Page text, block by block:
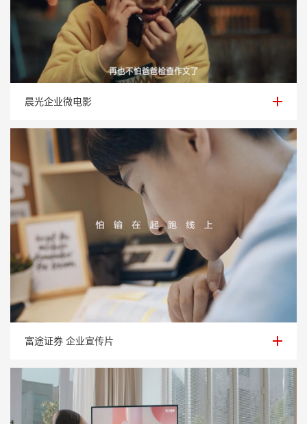
晨光企业微电影
晨光企业微电影
富途证券 企业宣传片
富途证券 企业宣传片